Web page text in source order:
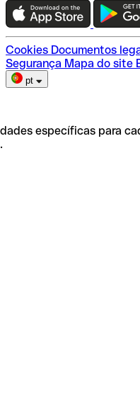
Escolha do plano
Cookies Documentos
Segurança Mapa do site
pt
específicas para